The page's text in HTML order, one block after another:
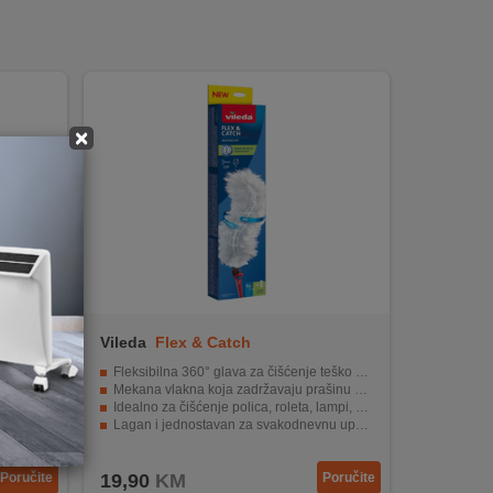
×
Poručite
Vileda Flex & Catch
Fleksibilna 360° glava za čišćenje teško dostupnih mjesta
Mekana vlakna koja zadržavaju prašinu umjesto da je šire
Idealno za čišćenje polica, roleta, lampi, elektronike
Lagan i jednostavan za svakodnevnu upotrebu
19,90 KM Poručite